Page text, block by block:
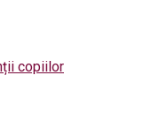
copiilor